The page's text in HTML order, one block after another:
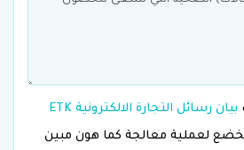
بيان رسائل التجارة الالكترونية ETK
لعملية معالجة كما هون مبين